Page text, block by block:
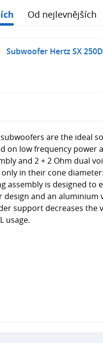
Od nejlevnějších
Subwoofer Hertz SX 250D
subwoofers are the ideal
on low frequency power
and 2 + 2 Ohm dual
only in their cone
assembly is designed
design and an
support decreases
usage.